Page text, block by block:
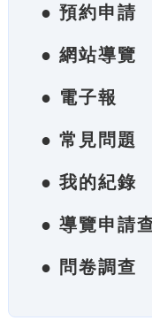
● 預約申請
● 網站導覽
● 電子報
● 常見問題
● 我的紀錄
● 導覽申請
● 問卷調查